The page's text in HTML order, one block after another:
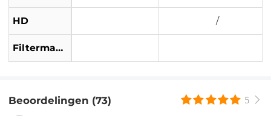
HD /
Filtermateriaal
Beoordelingen (73) 5